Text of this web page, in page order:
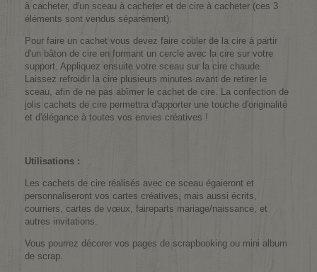
à cacheter, d'un sceau à cacheter et de cire à cacheter (ces 3
éléments sont vendus séparément).
Pour faire un cachet vous devez faire couler de la cire à partir
d'un bâton de cire en formant un cercle avec la cire sur votre
support. Appliquez ensuite votre sceau sur la cire chaude.
Laissez refroidir la cire plusieurs minutes avant de retirer le
sceau, afin de ne pas abîmer le cachet de cire. La confection de
jolis cachets de cire permettra d'apporter une touche d'originalité
et d'élégance à toutes vos envies créatives !
Utilisations :
Les cachets de cire réalisés avec ce sceau égaieront et
personnaliseront vos cartes créatives, mais aussi écrits,
courriers, cartes de vœux, faireparts mariage/naissance, et
autres invitations.
Vous pourrez décorer vos pages de scrapbooking ou mini album
de scrap.